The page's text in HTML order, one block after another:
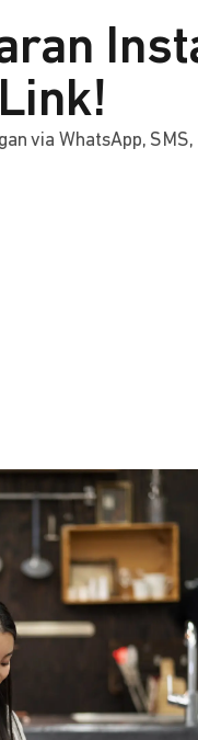
via WhatsApp,